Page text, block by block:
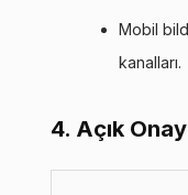
Mobil
kanalları.
4. Açık